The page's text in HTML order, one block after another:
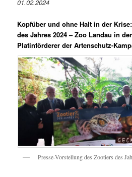
01.02.2024
Kopfüber und ohne Halt in der
des Jahres 2024 – Zoo Landau in
Platinförderer der Artenschutz-
Presse-Vorstellung des Zootiers des